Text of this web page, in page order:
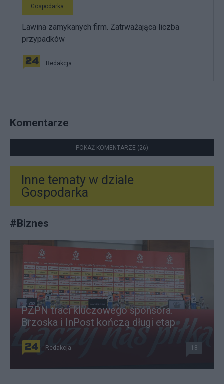
Gospodarka
Lawina zamykanych firm. Zatrważająca liczba
przypadków
Redakcja
Komentarze
POKAŻ KOMENTARZE (26)
Inne tematy w dziale
Gospodarka
#Biznes
PZPN traci kluczowego sponsora.
Brzoska i InPost kończą długi etap
Redakcja 18